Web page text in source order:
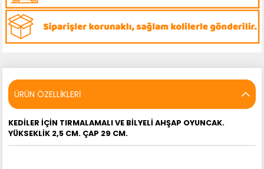
ÜRÜN ÖZELLIKLERI
KEDİLER İÇİN TIRMALAMALI VE BİLYELİ AHŞAP OYUNCAK.
YÜKSEKLİK 2,5 CM. ÇAP 29 CM.